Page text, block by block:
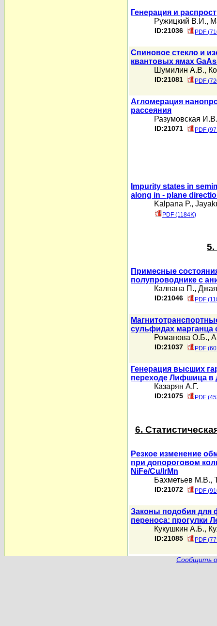
Генерация и
Ружицкий В.И.,
ID:21036 PDF
Спиновое стекло и
квантовых ямах
Шумилин А.В.,
ID:21081 PDF
Агломерация
рассеяния
Разумовская И.В.
ID:21071 PDF
Impurity states in
along in - plane
Kalpana P.,
PDF (1184K)
5.
Примесные
полупроводнике с
Калпана П.,
ID:21046 PDF
сульфидах
Романова О.Б.,
ID:21037 PDF
Генерация высших
переходе Лифшица в
Казарян А.Г.
ID:21075 PDF
6.
Резкое изменение
при допороговом
NiFe/Cu/IrMn
Бахметьев М.В.,
ID:21072 PDF
Законы подобия для
переноса: прогулки
Кукушкин А.Б.,
ID:21085 PDF
Сообщить о